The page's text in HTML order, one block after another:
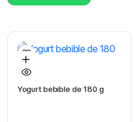
Yogurt bebible de 180 g